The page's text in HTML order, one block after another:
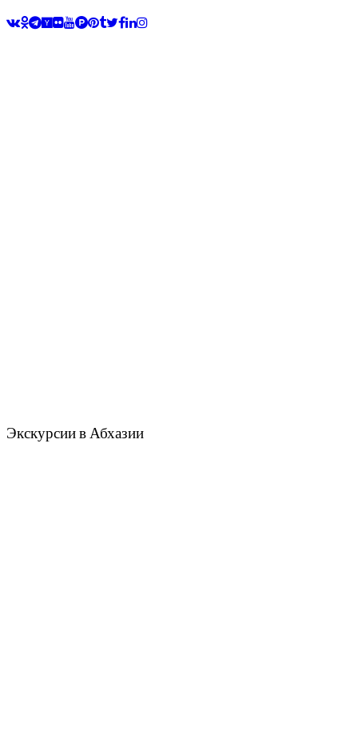
Экскурсии в Абхазии